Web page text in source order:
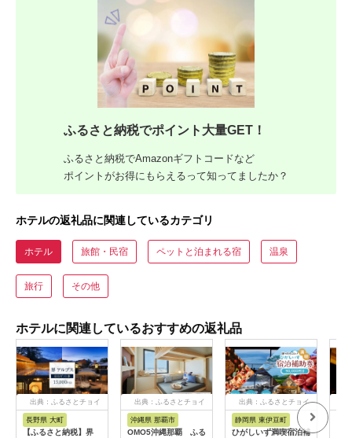
ふるさと納税でポイント大量GET！
ふるさと納税でAmazonギフトコードなど
ポイントがお得にもらえるって知ってましたか？
ホテルの返礼品に関連しているカテゴリ
ホテル 旅館・民宿 ペットと泊まれる宿 温泉
旅行 その他
ホテルに関連しているおすすめの返礼品
出典：ふるさとチョイ
長野県 大町
【ふるさと納税】界
出典：ふるさとチョイ
沖縄県 那覇市
OMO5沖縄那覇 ふる
出典：ふるさとチョイ
静岡県 東伊豆町
ひがしいず満喫宿泊補